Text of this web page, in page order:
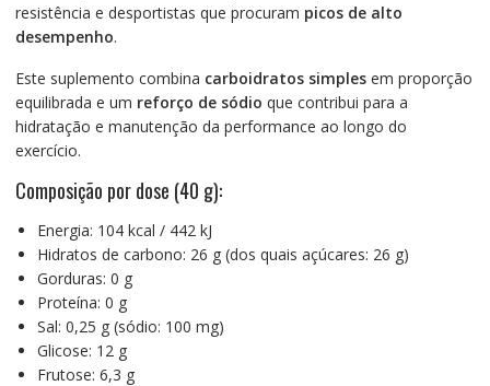
resistência e desportistas que procuram picos de alto
desempenho.
Este suplemento combina carboidratos simplesem proporção
equilibrada e um reforço de sódio que contribui para a
hidratação e manutenção da performance ao longo do
exercício.
Composição por dose (40 g):
Energia: 104 kcal / 442 kJ
Hidratos de carbono: 26 g (dos quais açúcares: 26 g)
Gorduras: 0 g
Proteína: 0 g
Sal: 0,25 g (sódio: 100 mg)
Glicose: 12 g
Frutose: 6,3 g